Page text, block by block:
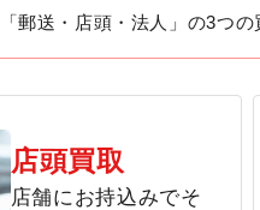
郵送・店頭・法人」の3つ
店頭買取
店舗にお持込みでそ